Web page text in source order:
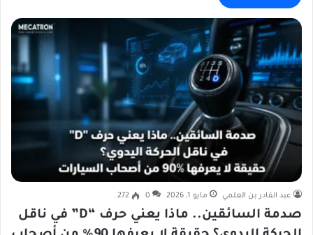
عبد القادر بن العلمي مايو 1, 2026 0
272
صدمة السائقين.. ماذا يعني حرف “D” في ناقل